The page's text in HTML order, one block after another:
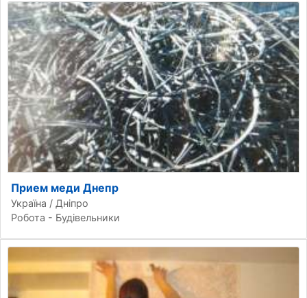
Прием меди Днепр
Україна / Дніпро
Робота - Будівельники